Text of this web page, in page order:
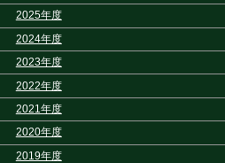
2025年度
2024年度
2023年度
2022年度
2021年度
2020年度
2019年度